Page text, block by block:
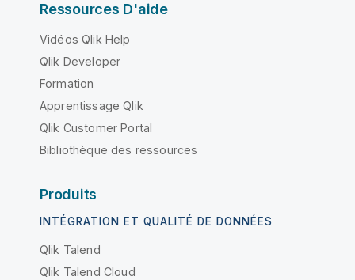
Ressources D'aide
Vidéos Qlik Help
Qlik Developer
Formation
Apprentissage Qlik
Qlik Customer Portal
Bibliothèque des ressources
Produits
INTÉGRATION ET QUALITÉ DE DONNÉES
Qlik Talend
Qlik Talend Cloud